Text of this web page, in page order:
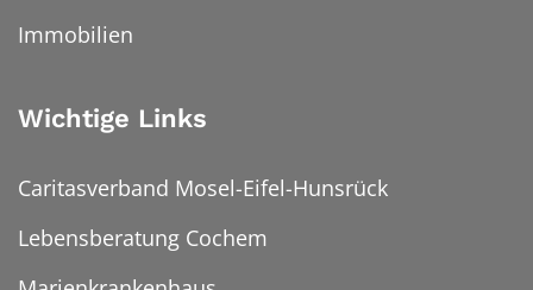
Immobilien
Wichtige Links
Caritasverband Mosel-Eifel-Hunsrück
Lebensberatung Cochem